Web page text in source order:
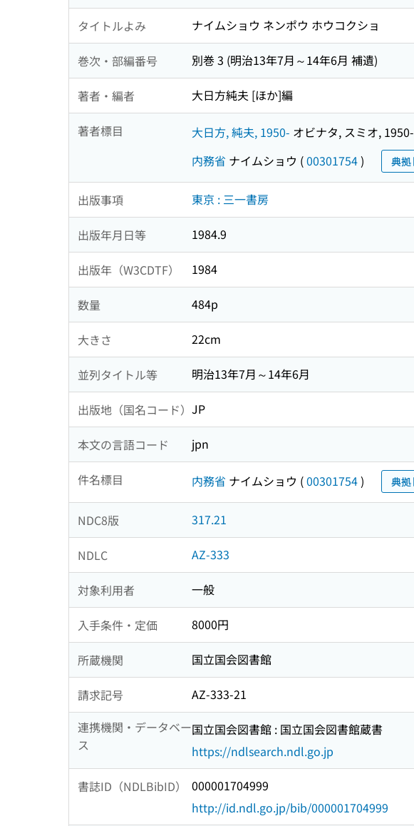
タイトルよみ ナイムショウ ネンポウ ホウコクショ
巻次・部編番号 別巻 3 (明治13年7月～14年6月 補遺)
著者・編者 大日方純夫 [ほか]編
著者標目 大日方, 純夫, 1950- オビナタ, スミオ, 1950-
内務省 ナイムショウ (00301754) 典拠
出版事項 東京 : 三一書房
出版年月日等 1984.9
出版年（W3CDTF） 1984
数量 484p
大きさ 22cm
並列タイトル等 明治13年7月～14年6月
出版地（国名コード） JP
本文の言語コード jpn
件名標目 内務省 ナイムショウ (00301754) 典拠
NDC8版 317.21
NDLC AZ-333
対象利用者 一般
入手条件・定価 8000円
所蔵機関 国立国会図書館
請求記号
AZ-333-21
連携機関・データベー
ス
国立国会図書館 : 国立国会図書館蔵書
https://ndlsearch.ndl.go.jp
書誌ID（NDLBibID）
000001704999
http://id.ndl.go.jp/bib/000001704999